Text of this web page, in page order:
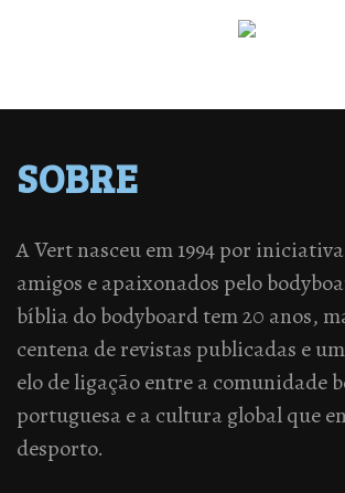
SOBRE
A Vert nasceu em 1994 por
amigos e apaixonados pelo
bíblia do bodyboard tem 20 anos,
centena de revistas publicadas e
elo de ligação entre a comunidade
portuguesa e a cultura global que
desporto.